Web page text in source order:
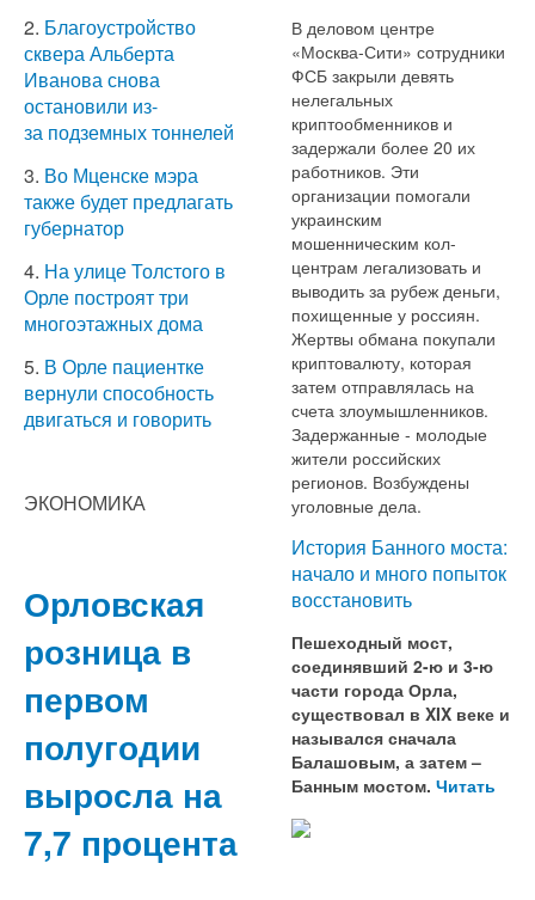
2. Благоустройство
сквера Альберта
Иванова снова
остановили из-
за подземных тоннелей
3. Во Мценске мэра
также будет предлагать
губернатор
4. На улице Толстого в
Орле построят три
многоэтажных дома
5. В Орле пациентке
вернули способность
двигаться и говорить
ЭКОНОМИКА
Орловская
розница в
первом
полугодии
выросла на
7,7 процента
В деловом центре
«Москва-Сити» сотрудники
ФСБ закрыли девять
нелегальных
криптообменников и
задержали более 20 их
работников. Эти
организации помогали
украинским
мошенническим кол-
центрам легализовать и
выводить за рубеж деньги,
похищенные у россиян.
Жертвы обмана покупали
криптовалюту, которая
затем отправлялась на
счета злоумышленников.
Задержанные - молодые
жители российских
регионов. Возбуждены
уголовные дела.
История Банного моста:
начало и много попыток
восстановить
Пешеходный мост,
соединявший 2-ю и 3-ю
части города Орла,
существовал в XIX веке и
назывался сначала
Балашовым, а затем –
Банным мостом. Читать